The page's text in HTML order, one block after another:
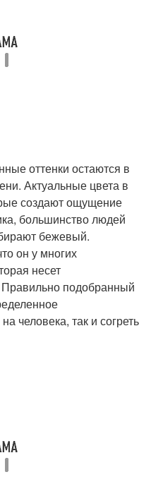
оттенки остаются в
Актуальные цвета в
создают ощущение
большинство людей
бежевый.
он у многих
несет
подобранный
человека, так и согреть